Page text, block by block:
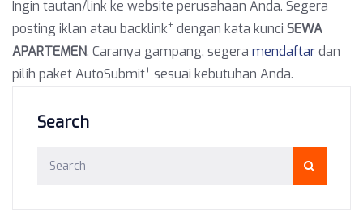
Ingin tautan/link ke website perusahaan Anda. Segera
posting iklan atau backlink+ dengan kata kunci SEWA
APARTEMEN. Caranya gampang, segera mendaftardan
pilih paket AutoSubmit+ sesuai kebutuhan Anda.
Search